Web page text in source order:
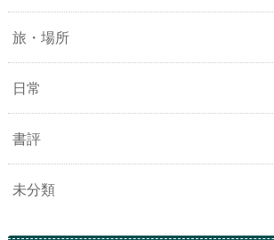
旅・場所
日常
書評
未分類